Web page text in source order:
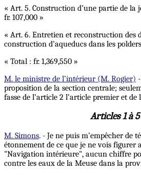
« Art. 5. Construction d’une partie de la
fr. 107,000 »
« Art. 6. Entretien et reconstruction des
construction d’aqueducs dans les
« Total : fr. 1,369,550 »
M. le ministre de l’intérieur (M. Rogier)
proposition de la section centrale;
fasse de l’article 2 l’article premier et de
Articles 1 à 5
M. Simons. - Je ne puis m’empêcher de
étonnement de ce que je ne vois
"Navigation intérieure", aucun chiffre
contre les eaux de la Meuse dans la